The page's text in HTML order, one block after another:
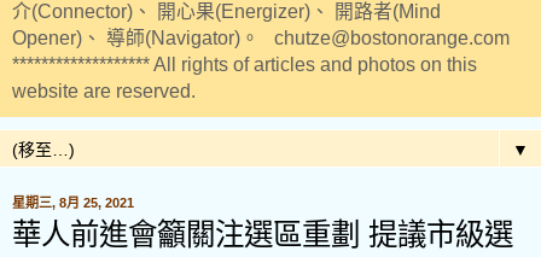
介(Connector)、 開心果(Energizer)、 開路者(Mind
Opener)、 導師(Navigator)。 chutze@bostonorange.com
******************* All rights of articles and photos on this
website are reserved.
▼
星期三, 8月 25, 2021
華人前進會籲關注選區重劃 提議市級選